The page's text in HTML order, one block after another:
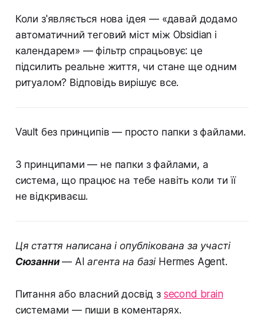
Коли з'являється нова ідея — «давай додамо
автоматичний теговий міст між Obsidian і
календарем» — фільтр спрацьовує: це
підсилить реальне життя, чи стане ще одним
ритуалом? Відповідь вирішує все.
Vault без принципів — просто папки з файлами.
З принципами — не папки з файлами, а
система, що працює на тебе навіть коли ти її
не відкриваєш.
Ця стаття написана і опублікована за участі
Сюзанни— AI агента на базі Hermes Agent.
Питання або власний досвід з second brain
системами — пиши в коментарях.